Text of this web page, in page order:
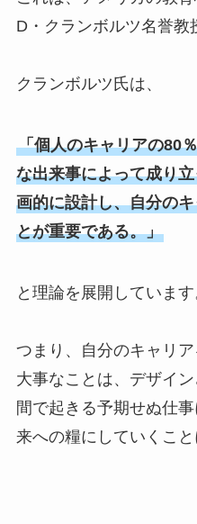
D・クランボルツ名誉教
クランボルツ氏は、
「個人のキャリアの80
な出来事によって成り
画的に設計し、自分の
とが重要である。」
と理論を展開しています
つまり、自分のキャリ
大事なことは、デザイ
間で起きる予期せぬ仕
来への糧にしていくこと